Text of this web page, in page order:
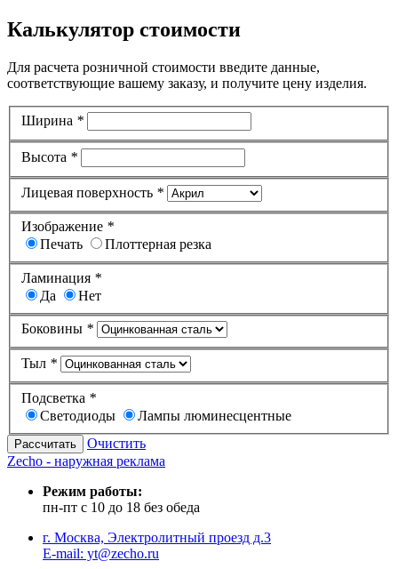
Калькулятор стоимости
Для расчета розничной стоимости введите данные,
соответствующие вашему заказу, и получите цену изделия.
Ширина *
Высота *
Лицевая поверхность *
Изображение *
Печать
Плоттерная резка
Ламинация *
Да
Нет
Боковины *
Тыл *
Подсветка *
Светодиоды
Лампы люминесцентные
Очистить
Zecho - наружная реклама
Режим работы:
пн-пт с 10 до 18 без обеда
г. Москва, Электролитный проезд д.3
E-mail: yt@zecho.ru